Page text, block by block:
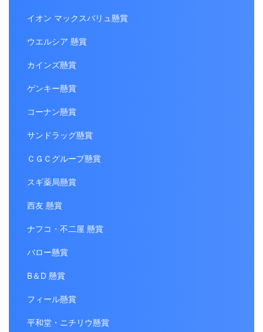
イオン マックスバリュ懸賞
ウエルシア 懸賞
カインズ懸賞
ゲンキー懸賞
コーナン懸賞
サンドラッグ懸賞
ＣＧＣグループ懸賞
スギ薬局懸賞
西友 懸賞
ナフコ・不二屋 懸賞
バロー懸賞
B＆D 懸賞
フィール懸賞
平和堂・ニチリウ懸賞